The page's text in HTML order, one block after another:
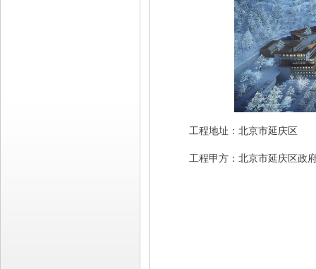
工程地址：北京市延庆区
工程甲方：北京市延庆区政